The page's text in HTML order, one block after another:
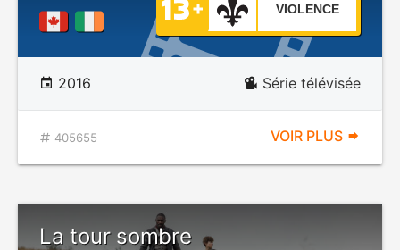
VIOLENCE
2016 Série télévisée
405655 VOIR PLUS
La tour sombre